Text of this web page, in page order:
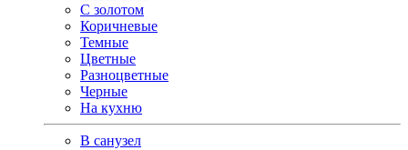
С золотом
Коричневые
Темные
Цветные
Разноцветные
Черные
На кухню
В санузел